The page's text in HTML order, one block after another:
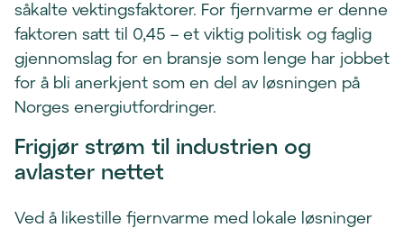
såkalte vektingsfaktorer. For fjernvarme er denne
faktoren satt til 0,45 – et viktig politisk og faglig
gjennomslag for en bransje som lenge har jobbet
for å bli anerkjent som en del av løsningen på
Norges energiutfordringer.
Frigjør strøm til industrien og
avlaster nettet
Ved å likestille fjernvarme med lokale løsninger